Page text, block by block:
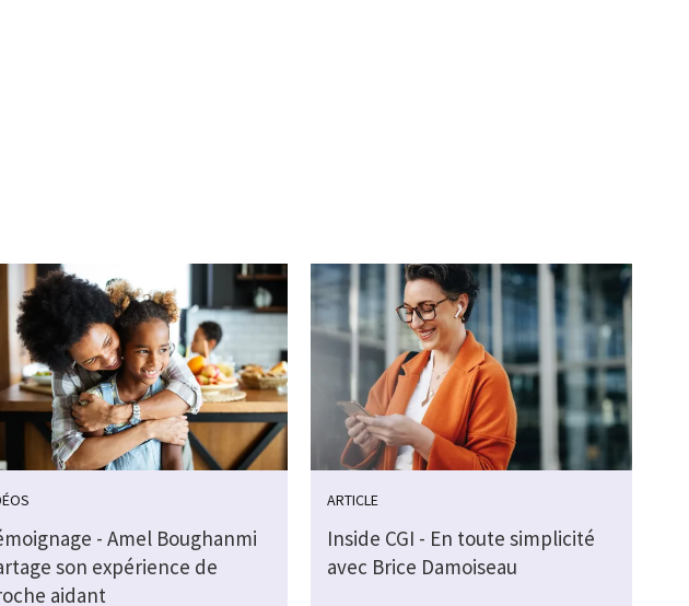
Print
- Amel Boughanmi
son expérience de
aidant
ARTICLE
Inside CGI - En toute simplicité
avec Brice Damoiseau